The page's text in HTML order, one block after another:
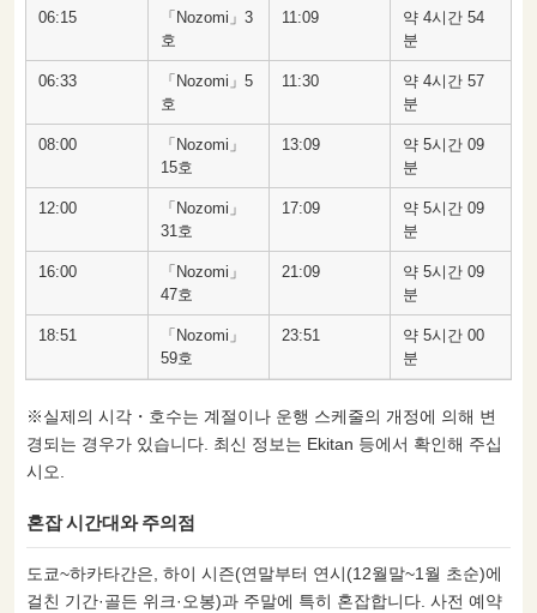
06:15
「Nozomi」3
호
11:09
약 4시간 54
분
06:33
「Nozomi」5
호
11:30
약 4시간 57
분
08:00
「Nozomi」
15호
13:09
약 5시간 09
분
12:00
「Nozomi」
31호
17:09
약 5시간 09
분
16:00
「Nozomi」
47호
21:09
약 5시간 09
분
18:51
「Nozomi」
59호
23:51
약 5시간 00
분
※실제의 시각・호수는 계절이나 운행 스케줄의 개정에 의해 변
경되는 경우가 있습니다. 최신 정보는 Ekitan 등에서 확인해 주십
시오.
혼잡 시간대와 주의점
도쿄~하카타간은, 하이 시즌(연말부터 연시(12월말~1월 초순)에
걸친 기간·골든 위크·오봉)과 주말에 특히 혼잡합니다. 사전 예약